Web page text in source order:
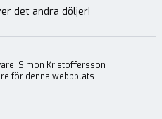
det andra döljer!
Simon Kristoffersson
för denna webbplats.